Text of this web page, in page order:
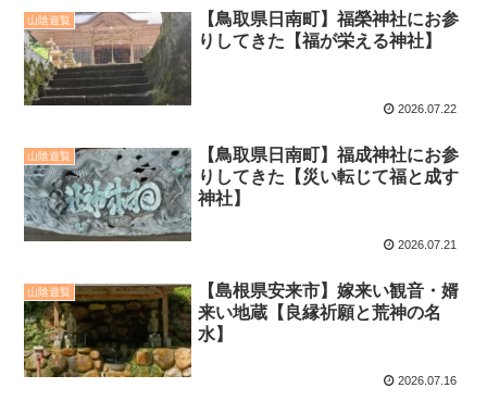
山陰遊覧
【鳥取県日南町】福榮神社にお参
りしてきた【福が栄える神社】
2026.07.22
山陰遊覧
【鳥取県日南町】福成神社にお参
りしてきた【災い転じて福と成す
神社】
2026.07.21
山陰遊覧
【島根県安来市】嫁来い観音・婿
来い地蔵【良縁祈願と荒神の名
水】
2026.07.16